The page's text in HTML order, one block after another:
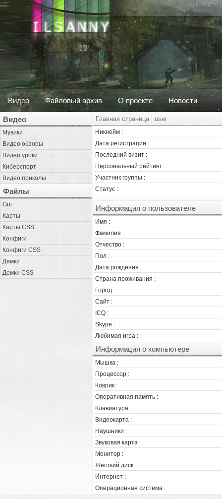
Видео Файловый архив О проекте Новости
Видео
Мувики
Видео обзоры
Видео уроки
Киберспорт
Видео приколы
Файлы
Gui
Карты
Карты CSS
Конфиги
Конфиги CSS
Демки
Демки CSS
Главная страница user
Никнейм :
Дата регистрации :
Последний визит :
Персональный рейтинг :
Участник группы :
Статус :
Информация о пользователе
Имя :
Фамилия :
Отчество :
Пол :
Дата рождения :
Страна проживания :
Город :
Сайт :
ICQ :
Skype :
Любимая игра :
Информация о компьютере
Мышка :
Процессор :
Коврик :
Оперативная память :
Клавиатура :
Видеокарта :
Наушники :
Звуковая карта :
Монитор :
Жесткий диск :
Интернет :
Операционная система :